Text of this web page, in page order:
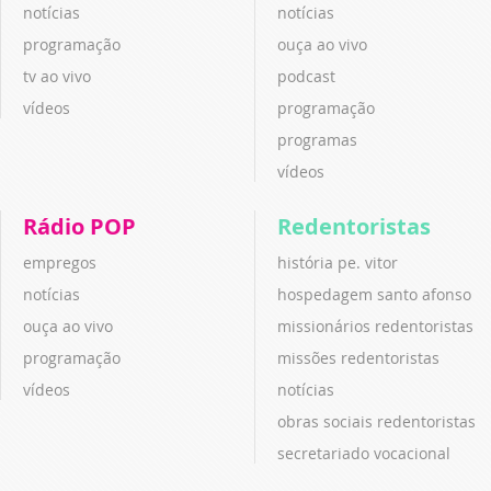
notícias
programação
tv ao vivo
vídeos
notícias
ouça ao vivo
podcast
programação
programas
vídeos
Rádio POP
empregos
notícias
ouça ao vivo
programação
vídeos
Redentoristas
história pe. vitor
hospedagem santo afonso
missionários redentoristas
missões redentoristas
notícias
obras sociais redentoristas
secretariado vocacional